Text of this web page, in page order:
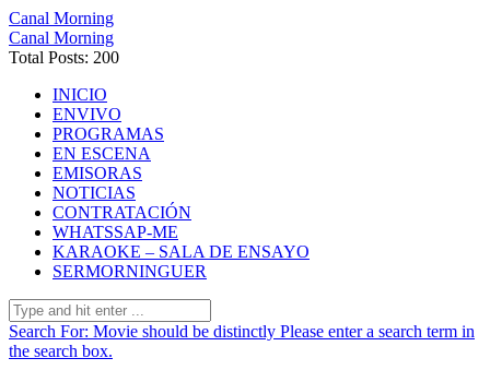
Canal Morning
Canal Morning
Total Posts: 200
INICIO
ENVIVO
PROGRAMAS
EN ESCENA
EMISORAS
NOTICIAS
CONTRATACIÓN
WHATSSAP-ME
KARAOKE – SALA DE ENSAYO
SERMORNINGUER
Search For: Movie should be distinctly Please enter a search term in
the search box.